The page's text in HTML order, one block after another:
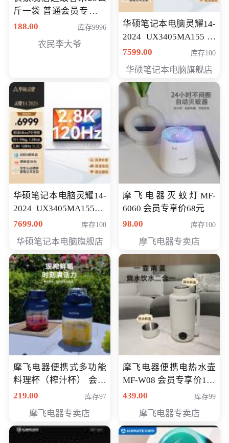
斤一袋 普通会员专享价
格178元
188.00 库存9996
农民李大爷
华硕笔记本电脑灵耀14-
2024 UX3405MA155冰
川银 oled 智慧轻薄本 会
7599.00 库存100
华硕笔记本电脑旗舰店
华硕笔记本电脑灵耀14-
2024 UX3405MA155夜
空蓝 oled 智慧轻薄本 会
7699.00 库存100
华硕笔记本电脑旗舰店
摩飞电器灭蚊灯MF-
6060 会员专享价68元
98.00
库存100
摩飞电器专卖店
摩飞电器便携式多功能
料理杯（榨汁杯） 会员
专享价118元
219.00 库存97
摩飞电器专卖店
摩飞电器便携电热水壶
MF-W08 会员专享价198
元
439.00 库存99
摩飞电器专卖店